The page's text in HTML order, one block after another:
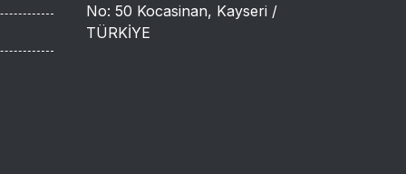
No: 50 Kocasinan, Kayseri /
TÜRKİYE